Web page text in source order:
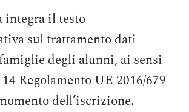
integra il testo
sul trattamento dati
degli alunni, ai sensi
14 Regolamento UE 2016/679
dell’iscrizione.